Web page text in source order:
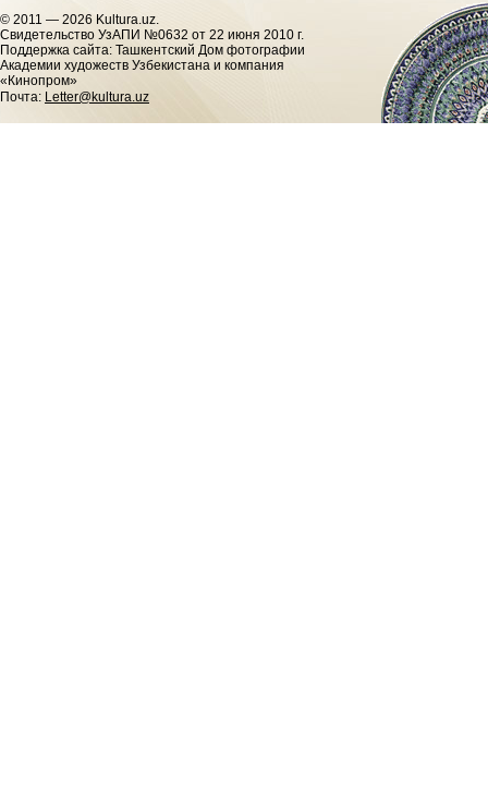
© 2011 — 2026 Kultura.uz.
Cвидетельство УзАПИ №0632 от 22 июня 2010 г.
Поддержка сайта: Ташкентский Дом фотографии
Академии художеств Узбекистана и компания
«Кинопром»
Почта: Letter@kultura.uz